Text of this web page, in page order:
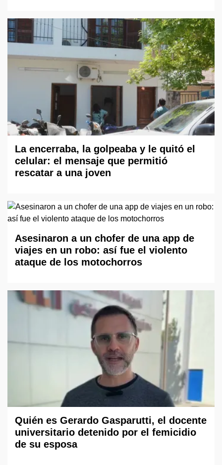
La encerraba, la golpeaba y le quitó el
celular: el mensaje que permitió
rescatar a una joven
Asesinaron a un chofer de una app de
viajes en un robo: así fue el violento
ataque de los motochorros
Quién es Gerardo Gasparutti, el docente
universitario detenido por el femicidio
de su esposa